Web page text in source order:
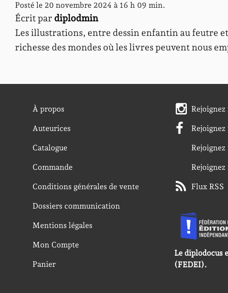
Posté le 20 novembre 2024 à 16 h 09 min.
Écrit par diplodmin
Les illustrations, entre dessin enfantin au feutre
richesse des mondes où les livres peuvent nous
À propos
Auteurices
Catalogue
Commande
Conditions générales de vente
Dossiers communication
Mentions légales
Mon Compte
Panier
Flux RSS
Le diplodocus
(FEDEI).